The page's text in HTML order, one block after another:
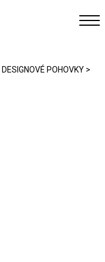
DESIGNOVÉ POHOVKY>